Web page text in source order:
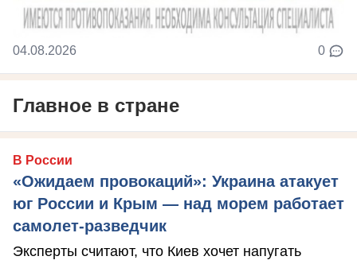
04.08.2026 0
Главное в стране
В России
«Ожидаем провокаций»: Украина атакует
юг России и Крым — над морем работает
самолет-разведчик
Эксперты считают, что Киев хочет напугать